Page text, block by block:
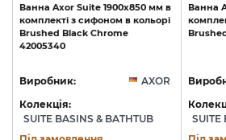
Ванна Axor Suite 1900x850 мм в
комплекті з сифоном в кольорі
Brushed Black Chrome
42005340
Виробник:
AXOR
Колекція:
SUITE BASINS & BATHTUB
Ванна
SUITE